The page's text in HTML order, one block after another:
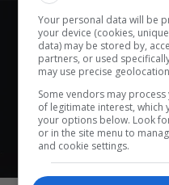
Your personal data will be
your device (cookies,
data) may be stored by,
partners, or used
may use precise
Some vendors may
of legitimate interest, which
your options below. Look
or in the site menu to
and cookie settings.